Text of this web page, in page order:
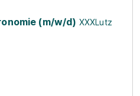
(m/w/d) XXXLutz